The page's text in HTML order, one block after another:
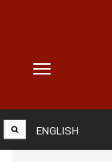
Toggle
ENGLISH